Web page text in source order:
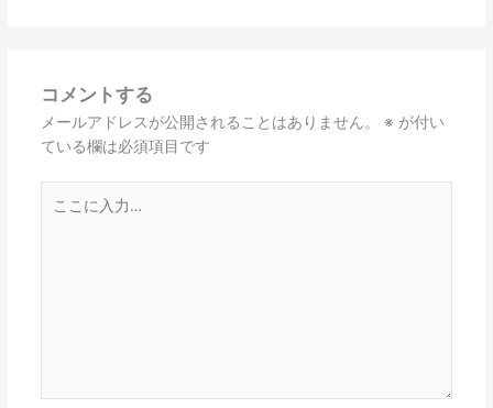
コメントする
メールアドレスが公開されることはありません。 ※ が付い
ている欄は必須項目です